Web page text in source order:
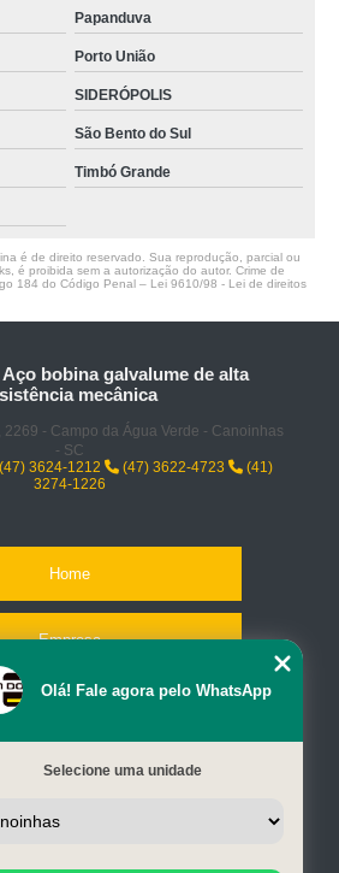
Papanduva
Porto União
SIDERÓPOLIS
São Bento do Sul
Timbó Grande
é de direito reservado. Sua reprodução, parcial ou
é proibida sem a autorização do autor. Crime de
184 do Código Penal – Lei 9610/98 - Lei de direitos
bobina galvalume de alta
mecânica
- Campo da Água Verde - Canoinhas
- SC
3624-1212 (47) 3622-4723
(41)
3274-1226
Home
Empresa
Serviços
Olá! Fale agora pelo WhatsApp
Selecione uma unidade